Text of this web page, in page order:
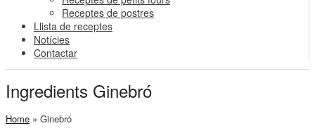
Receptes de postres
Llista de receptes
Notícies
Contactar
Ingredients Ginebró
Home » Ginebró